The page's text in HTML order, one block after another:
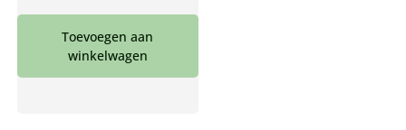
Toevoegen aan
winkelwagen